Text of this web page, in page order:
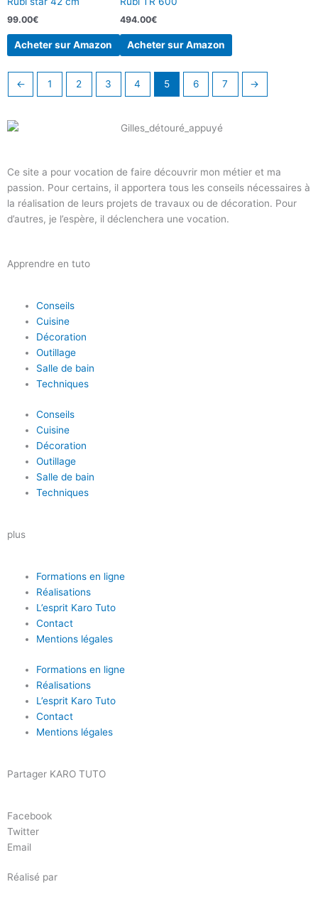
99.00€
Acheter sur Amazon
494.00€
Acheter sur Amazon
← 1 2 3 4 5 6 7 →
Ce site a pour vocation de faire découvrir mon métier et ma
passion. Pour certains, il apportera tous les conseils nécessaires à
la réalisation de leurs projets de travaux ou de décoration. Pour
d’autres, je l’espère, il déclenchera une vocation.
Apprendre en tuto
Conseils
Cuisine
Décoration
Outillage
Salle de bain
Techniques
Conseils
Cuisine
Décoration
Outillage
Salle de bain
Techniques
plus
Formations en ligne
Réalisations
L’esprit Karo Tuto
Contact
Mentions légales
Formations en ligne
Réalisations
L’esprit Karo Tuto
Contact
Mentions légales
Partager KARO TUTO
Facebook
Twitter
Email
Réalisé par